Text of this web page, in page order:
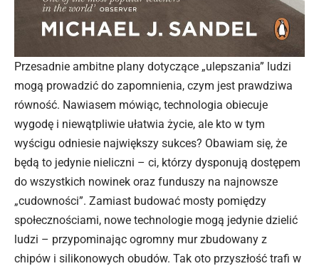
Przesadnie ambitne plany dotyczące „ulepszania” ludzi
mogą prowadzić do zapomnienia, czym jest prawdziwa
równość. Nawiasem mówiąc, technologia obiecuje
wygodę i niewątpliwie ułatwia życie, ale kto w tym
wyścigu odniesie największy sukces? Obawiam się, że
będą to jedynie nieliczni – ci, którzy dysponują dostępem
do wszystkich nowinek oraz funduszy na najnowsze
„cudowności”. Zamiast budować mosty pomiędzy
społecznościami, nowe technologie mogą jedynie dzielić
ludzi – przypominając ogromny mur zbudowany z
chipów i silikonowych obudów. Tak oto przyszłość trafi w